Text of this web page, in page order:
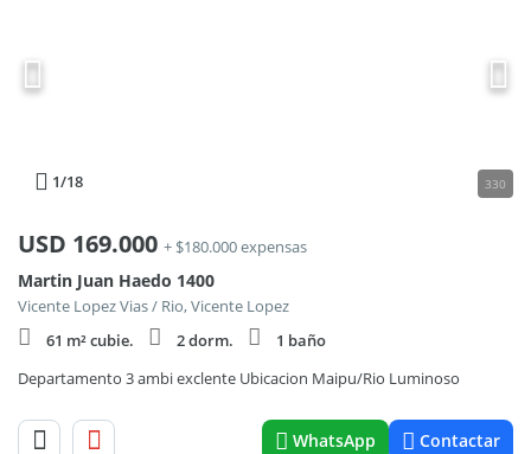
1/18 330
USD 169.000 + $180.000 expensas
Martin Juan Haedo 1400
Vicente Lopez Vias / Rio, Vicente Lopez
61 m² cubie.
2 dorm.
1 baño
Departamento 3 ambi exclente Ubicacion Maipu/Rio Luminoso
WhatsApp Contactar